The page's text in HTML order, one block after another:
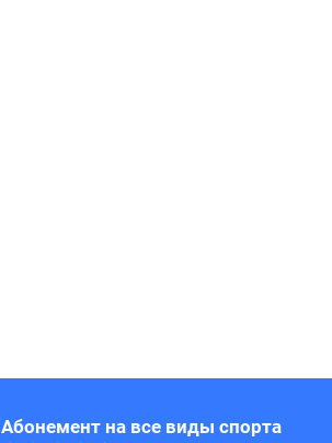
Абонемент на все виды спорта